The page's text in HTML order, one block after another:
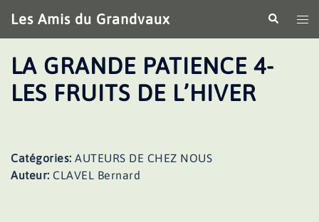
au
contenu
Les Amis du Grandvaux
le
LA GRANDE PATIENCE 4-
LES FRUITS DE L’HIVER
Catégories: AUTEURS DE CHEZ NOUS
Auteur: CLAVEL Bernard